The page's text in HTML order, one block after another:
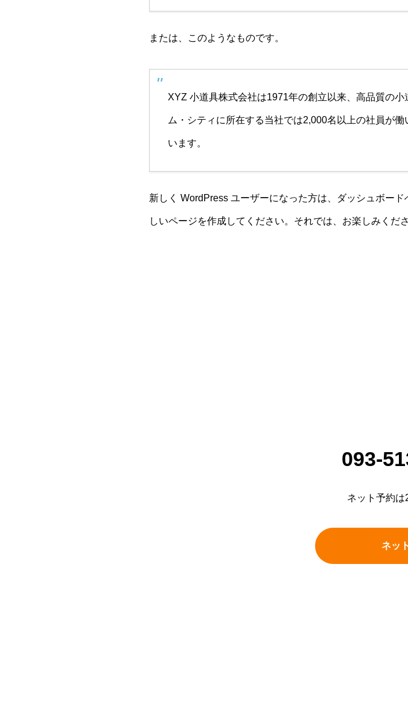
または、このようなものです。
XYZ 小道具株式会社は1971年の創立以来、高品質の
ム・シティに所在する当社では2,000名以上の社員が
います。
新しく WordPress ユーザーになった方は、 ダッシュボード
しいページを作成してください。それでは、お楽しみくだ
093-
ネット予約は
ネッ